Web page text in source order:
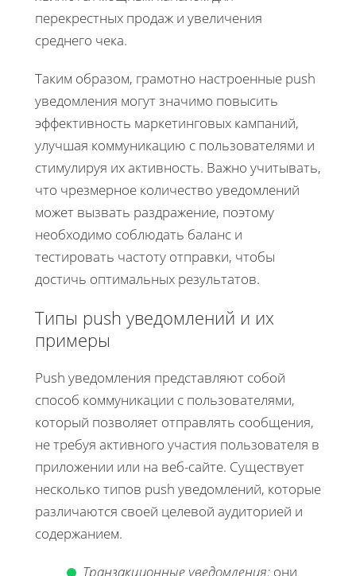
перекрестных продаж и увеличения
среднего чека.
Таким образом, грамотно настроенные push
уведомления могут значимо повысить
эффективность маркетинговых кампаний,
улучшая коммуникацию с пользователями и
стимулируя их активность. Важно учитывать,
что чрезмерное количество уведомлений
может вызвать раздражение, поэтому
необходимо соблюдать баланс и
тестировать частоту отправки, чтобы
достичь оптимальных результатов.
Типы push уведомлений и их
примеры
Push уведомления представляют собой
способ коммуникации с пользователями,
который позволяет отправлять сообщения,
не требуя активного участия пользователя в
приложении или на веб-сайте. Существует
несколько типов push уведомлений, которые
различаются своей целевой аудиторией и
содержанием.
Транзакционные уведомления: они